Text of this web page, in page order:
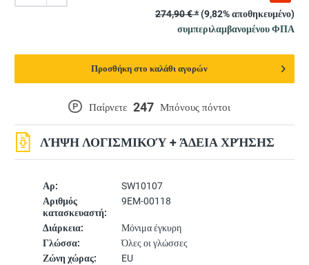
Αρ:
SW10107
Αριθμός
κατασκευαστή:
9EM-00118
Διάρκεια:
Μόνιμα έγκυρη
Γλώσσα:
Όλες οι γλώσσες
Ζώνη χώρας:
EU
P Παίρνετε 247 Μπόνους πόντοι
ΛΉΨΗ ΛΟΓΙΣΜΙΚΟΎ + ΆΔΕΙΑ ΧΡΉΣΗΣ
274,90 € *(9,82% αποθηκευμένο)
συμπεριλαμβανομένου ΦΠΑ
Προσθήκη στο καλάθι αγορών